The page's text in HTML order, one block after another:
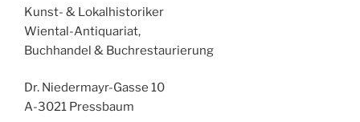
Kunst- & Lokalhistoriker
Wiental-Antiquariat,
Buchhandel & Buchrestaurierung
Dr. Niedermayr-Gasse 10
A-3021 Pressbaum